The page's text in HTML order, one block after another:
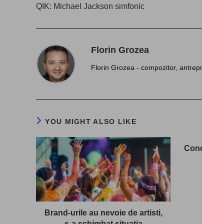
articles
QIK: Michael Jackson simfonic
Florin Grozea
Florin Grozea - compozitor,
YOU MIGHT ALSO LIKE
Brand-urile au nevoie de artisti,